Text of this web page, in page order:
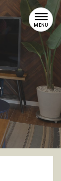
MENU